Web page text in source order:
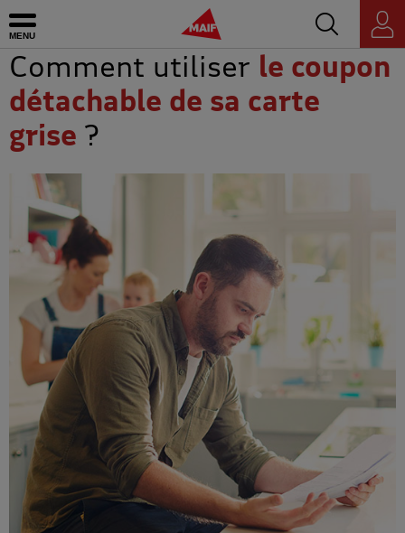
Ouvrir le menu MAIF - Allez à l'accueil de maif.fr
Accédez au
Espace
personnel
Comment utiliser le coupon
détachable de sa carte
grise ?